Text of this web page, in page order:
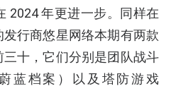
2024 年更进一步。同样在
行商悠星网络本期有两款
十，它们分别是团队战斗
蓝档案）以及塔防游戏